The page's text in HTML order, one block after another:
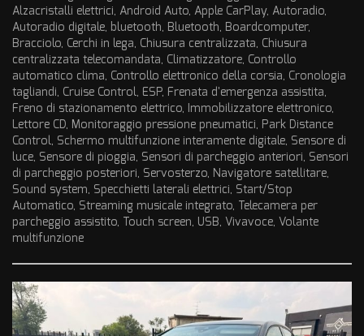
Alzacristalli elettrici, Android Auto, Apple CarPlay, Autoradio,
Autoradio digitale, bluetooth, Bluetooth, Boardcomputer,
Bracciolo, Cerchi in lega, Chiusura centralizzata, Chiusura
centralizzata telecomandata, Climatizzatore, Controllo
automatico clima, Controllo elettronico della corsia, Cronologia
tagliandi, Cruise Control, ESP, Frenata d'emergenza assistita,
Freno di stazionamento elettrico, Immobilizzatore elettronico,
Lettore CD, Monitoraggio pressione pneumatici, Park Distance
Control, Schermo multifunzione interamente digitale, Sensore di
luce, Sensore di pioggia, Sensori di parcheggio anteriori, Sensori
di parcheggio posteriori, Servosterzo, Navigatore satellitare,
Sound system, Specchietti laterali elettrici, Start/Stop
Automatico, Streaming musicale integrato, Telecamera per
parcheggio assistito, Touch screen, USB, Vivavoce, Volante
multifunzione